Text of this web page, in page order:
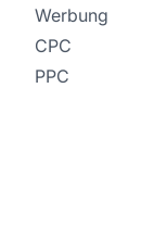
Werbung
CPC
PPC